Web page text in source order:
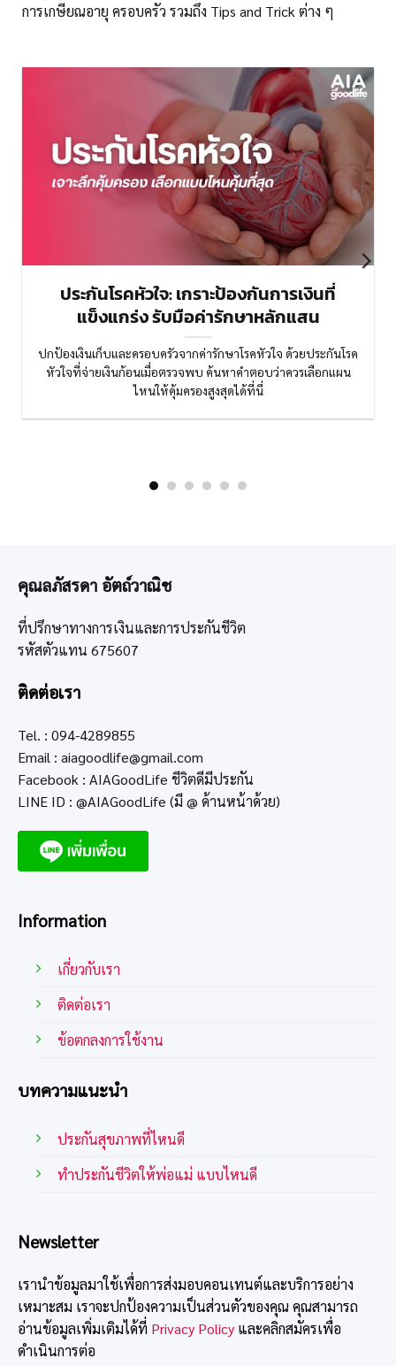
การเกษียณอายุ ครอบครัว รวมถึง Tips and Trick ต่าง ๆ
ประกันโรคหัวใจ: เกราะป้องกันการเงินที่
แข็งแกร่ง รับมือค่ารักษาหลักแสน
ปกป้องเงินเก็บและครอบครัวจากค่ารักษาโรคหัวใจ ด้วยประกันโรค
หัวใจที่จ่ายเงินก้อนเมื่อตรวจพบ ค้นหาคำตอบว่าควรเลือกแผน
ไหนให้คุ้มครองสูงสุดได้ที่นี่
คุณลภัสรดา อัตถ์วาณิช
ที่ปรึกษาทางการเงินและการประกันชีวิต
รหัสตัวแทน 675607
ติดต่อเรา
Tel. : 094-4289855
Email : aiagoodlife@gmail.com
Facebook : AIAGoodLife ชีวิตดีมีประกัน
LINE ID : @AIAGoodLife (มี @ ด้านหน้าด้วย)
Information
เกี่ยวกับเรา
ติดต่อเรา
ข้อตกลงการใช้งาน
บทความแนะนำ
ประกันสุขภาพที่ไหนดี
ทําประกันชีวิตให้พ่อแม่ แบบไหนดี
Newsletter
เรานำข้อมูลมาใช้เพื่อการส่งมอบคอนเทนต์และบริการอย่าง
เหมาะสม เราจะปกป้องความเป็นส่วนตัวของคุณ คุณสามารถ
อ่านข้อมูลเพิ่มเติมได้ที่ Privacy Policy และคลิกสมัครเพื่อ
ดำเนินการต่อ